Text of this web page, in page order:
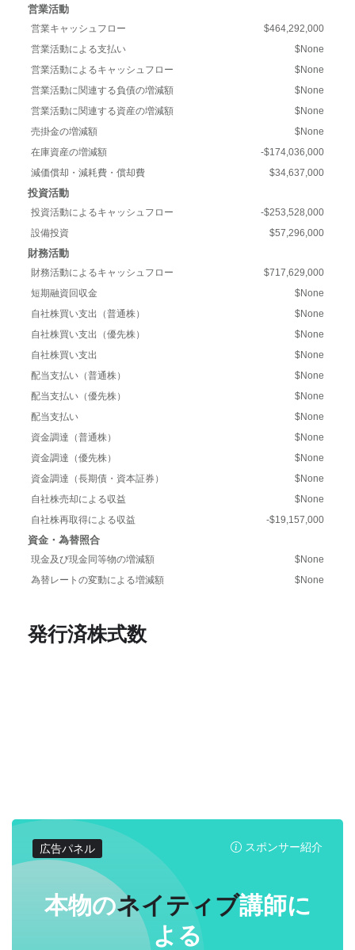
営業活動
営業キャッシュフロー
$464,292,000
営業活動による支払い
$None
営業活動によるキャッシュフロー
$None
営業活動に関連する負債の増減額
$None
営業活動に関連する資産の増減額
$None
売掛金の増減額
$None
在庫資産の増減額
-$174,036,000
減価償却・減耗費・償却費
$34,637,000
投資活動
投資活動によるキャッシュフロー
-$253,528,000
設備投資
$57,296,000
財務活動
財務活動によるキャッシュフロー
$717,629,000
短期融資回収金
$None
自社株買い支出（普通株）
$None
自社株買い支出（優先株）
$None
自社株買い支出
$None
配当支払い（普通株）
$None
配当支払い（優先株）
$None
配当支払い
$None
資金調達（普通株）
$None
資金調達（優先株）
$None
資金調達（長期債・資本証券）
$None
自社株売却による収益
$None
自社株再取得による収益
-$19,157,000
資金・為替照合
現金及び現金同等物の増減額
$None
為替レートの変動による増減額
$None
発行済株式数
広告パネル スポンサー紹介
本物のネイティブ講師に
よる